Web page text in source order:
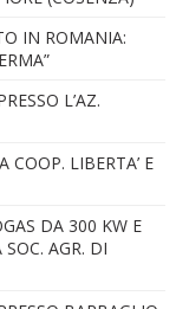
IN ROMANIA:
L’AZ.
COOP. LIBERTA’ E
DA 300 KW E
AGR. DI